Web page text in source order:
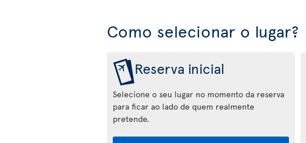
Como selecionar o lugar?
Reserva inicial
Selecione o seu lugar no momento da reserva
para ficar ao lado de quem realmente
pretende.